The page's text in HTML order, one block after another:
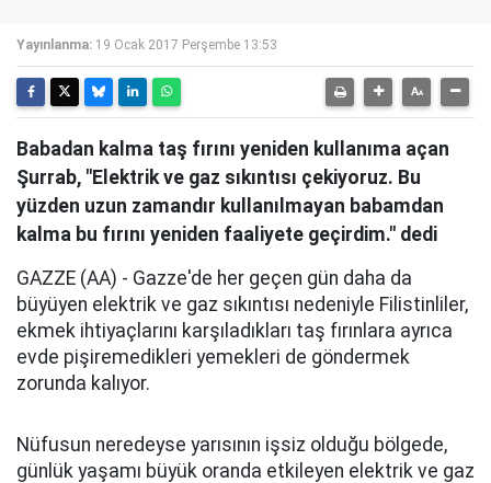
Yayınlanma: 19 Ocak 2017 Perşembe 13:53
Babadan kalma taş fırını yeniden kullanıma açan
Şurrab, "Elektrik ve gaz sıkıntısı çekiyoruz. Bu
yüzden uzun zamandır kullanılmayan babamdan
kalma bu fırını yeniden faaliyete geçirdim." dedi
GAZZE (AA) - Gazze'de her geçen gün daha da
büyüyen elektrik ve gaz sıkıntısı nedeniyle Filistinliler,
ekmek ihtiyaçlarını karşıladıkları taş fırınlara ayrıca
evde pişiremedikleri yemekleri de göndermek
zorunda kalıyor.
Nüfusun neredeyse yarısının işsiz olduğu bölgede,
günlük yaşamı büyük oranda etkileyen elektrik ve gaz